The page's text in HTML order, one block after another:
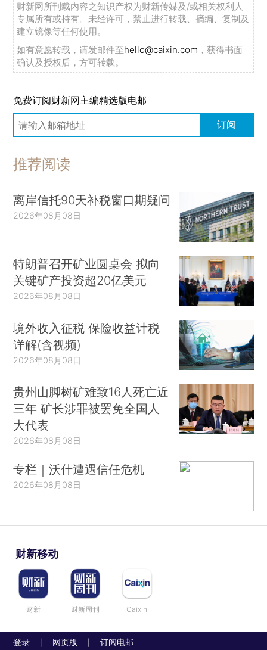
财新网所刊载内容之知识产权为财新传媒及/或相关权利人
专属所有或持有。未经许可，禁止进行转载、摘编、复制及
建立镜像等任何使用。
如有意愿转载，请发邮件至hello@caixin.com ，获得书面
确认及授权后，方可转载。
免费订阅财新网主编精选版电邮
订阅
推荐阅读
离岸信托90天补税窗口期疑问
2026年08月08日
特朗普召开矿业圆桌会 拟向
关键矿产投资超20亿美元
2026年08月08日
境外收入征税 保险收益计税
详解(含视频)
2026年08月08日
贵州山脚树矿难致16人死亡近
三年 矿长涉罪被罢免全国人
大代表
2026年08月08日
专栏｜沃什遭遇信任危机
2026年08月08日
财新移动
财新 财新周刊 Caixin
登录 网页版 订阅电邮